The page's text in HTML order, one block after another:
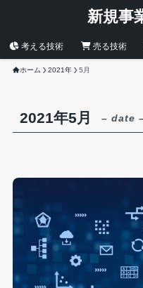
新規事
考える技術 売る技術
ホーム 2021年 5月
2021年5月 – date